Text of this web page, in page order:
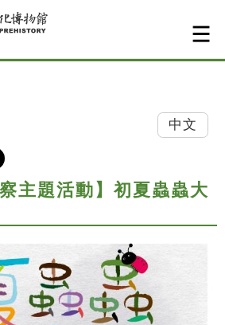
中文
主題活動】初夏蟲蟲大